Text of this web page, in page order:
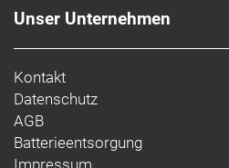
Unser Unternehmen
Kontakt
Datenschutz
AGB
Batterieentsorgung